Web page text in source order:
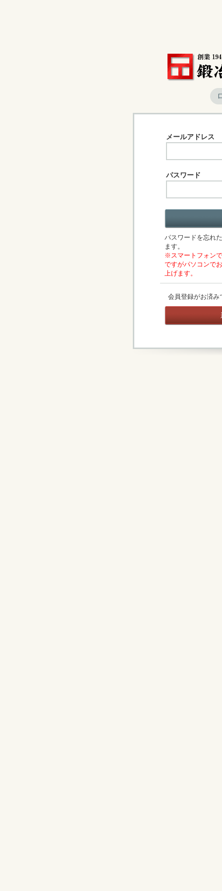
メールアドレス
パスワード
パスワードを忘れ
ます。
※スマートフォン
ですがパソコンで
上げます。
会員登録がお済み